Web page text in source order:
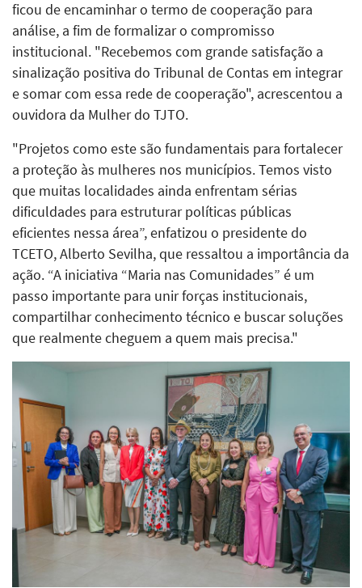
ficou de encaminhar o termo de cooperação para
análise, a fim de formalizar o compromisso
institucional. "Recebemos com grande satisfação a
sinalização positiva do Tribunal de Contas em integrar
e somar com essa rede de cooperação", acrescentou a
ouvidora da Mulher do TJTO.
"Projetos como este são fundamentais para fortalecer
a proteção às mulheres nos municípios. Temos visto
que muitas localidades ainda enfrentam sérias
dificuldades para estruturar políticas públicas
eficientes nessa área”, enfatizou o presidente do
TCETO, Alberto Sevilha, que ressaltou a importância da
ação. “A iniciativa “Maria nas Comunidades” é um
passo importante para unir forças institucionais,
compartilhar conhecimento técnico e buscar soluções
que realmente cheguem a quem mais precisa."